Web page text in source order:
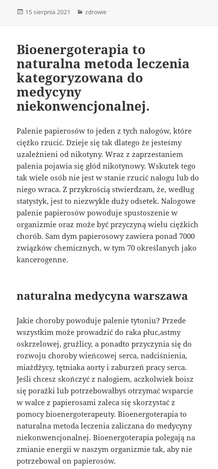
Data
15 sierpnia 2021 Kategorie
zdrowie
Bioenergoterapia to
naturalna metoda leczenia
kategoryzowana do
medycyny
niekonwencjonalnej.
Palenie papierosów to jeden z tych nałogów, które
ciężko rzucić. Dzieje się tak dlatego że jesteśmy
uzależnieni od nikotyny. Wraz z zaprzestaniem
palenia pojawia się głód nikotynowy. Wskutek tego
tak wiele osób nie jest w stanie rzucić nałogu lub do
niego wraca. Z przykrością stwierdzam, że, według
statystyk, jest to niezwykle duży odsetek. Nałogowe
palenie papierosów powoduje spustoszenie w
organizmie oraz może być przyczyną wielu ciężkich
chorób. Sam dym papierosowy zawiera ponad 7000
związków chemicznych, w tym 70 określanych jako
kancerogenne.
naturalna medycyna warszawa
Jakie choroby powoduje palenie tytoniu? Przede
wszystkim może prowadzić do raka płuc,astmy
oskrzelowej, gruźlicy, a ponadto przyczynia się do
rozwoju choroby wieńcowej serca, nadciśnienia,
miażdżycy, tętniaka aorty i zaburzeń pracy serca.
Jeśli chcesz skończyć z nałogiem, aczkolwiek boisz
się porażki lub potrzebowałbyś otrzymać wsparcie
w walce z papierosami zaleca się skorzystać z
pomocy bioenergoterapeuty. Bioenergoterapia to
naturalna metoda leczenia zaliczana do medycyny
niekonwencjonalnej. Bioenergoterapia polegają na
zmianie energii w naszym organizmie tak, aby nie
potrzebował on papierosów.